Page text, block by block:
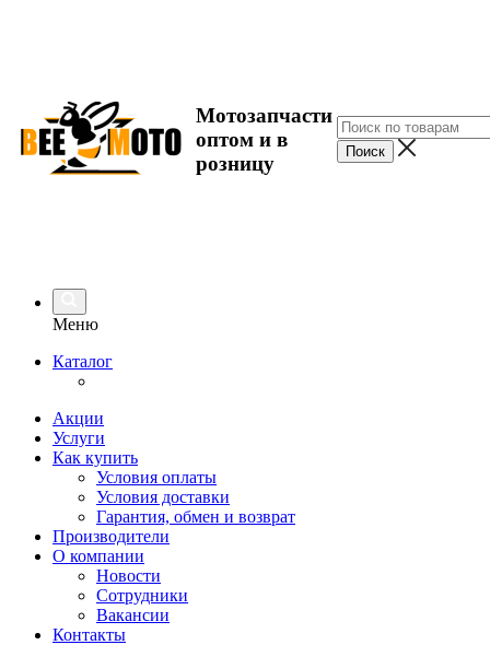
Мотозапчасти
оптом и в
розницу
Меню
Каталог
Акции
Услуги
Как купить
Условия оплаты
Условия доставки
Гарантия, обмен и возврат
Производители
О компании
Новости
Сотрудники
Вакансии
Контакты